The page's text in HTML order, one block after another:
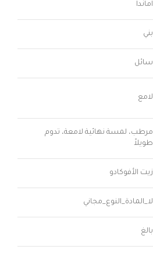
اماندا
بني
سائل
لامع
مرطب، لمسة نهائية لامعة، تدوم
طويلاً
زيت الأفوكادو
لا_المادة_النوع_مجاني
بالغ